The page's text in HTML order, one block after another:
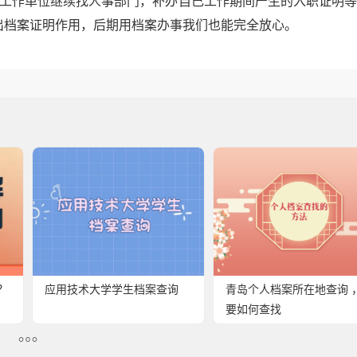
案证明作用，后期用档案办事我们也能完全放心。
应用技术大学学生档案查询
青岛个人档案所在地查询
要如何查找